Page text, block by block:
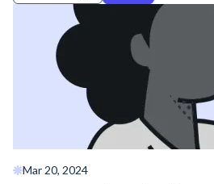
Mar 20, 2024